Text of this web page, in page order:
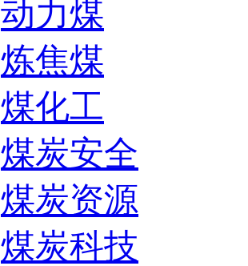
动力煤
炼焦煤
煤化工
煤炭安全
煤炭资源
煤炭科技